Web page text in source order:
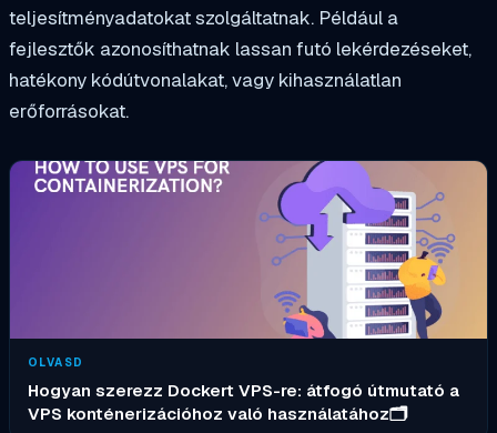
teljesítményadatokat szolgáltatnak. Például a
fejlesztők azonosíthatnak lassan futó lekérdezéseket,
hatékony kódútvonalakat, vagy kihasználatlan
erőforrásokat.
OLVASD
Hogyan szerezz Dockert VPS-re: átfogó útmutató a
VPS konténerizációhoz való használatához🗂️